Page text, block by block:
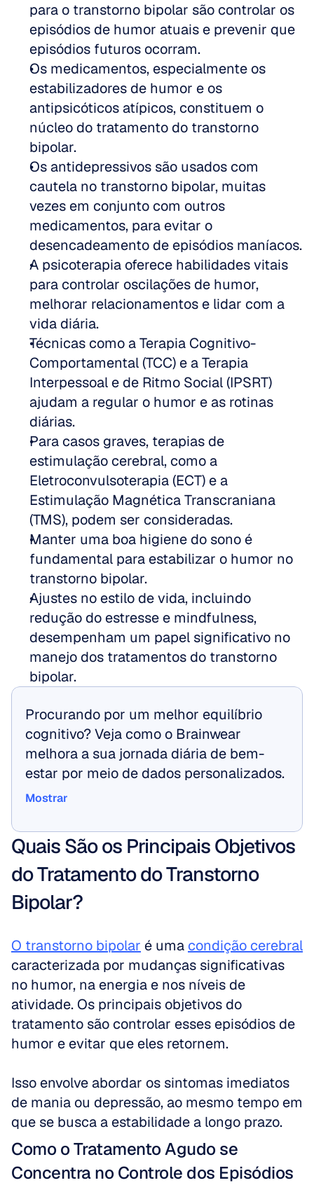
para o transtorno bipolar são controlar os
episódios de humor atuais e prevenir que
episódios futuros ocorram.
Os medicamentos, especialmente os
estabilizadores de humor e os
antipsicóticos atípicos, constituem o
núcleo do tratamento do transtorno
bipolar.
Os antidepressivos são usados com
cautela no transtorno bipolar, muitas
vezes em conjunto com outros
medicamentos, para evitar o
desencadeamento de episódios maníacos.
A psicoterapia oferece habilidades vitais
para controlar oscilações de humor,
melhorar relacionamentos e lidar com a
vida diária.
Técnicas como a Terapia Cognitivo-
Comportamental (TCC) e a Terapia
Interpessoal e de Ritmo Social (IPSRT)
ajudam a regular o humor e as rotinas
diárias.
Para casos graves, terapias de
estimulação cerebral, como a
Eletroconvulsoterapia (ECT) e a
Estimulação Magnética Transcraniana
(TMS), podem ser consideradas.
Manter uma boa higiene do sono é
fundamental para estabilizar o humor no
transtorno bipolar.
Ajustes no estilo de vida, incluindo
redução do estresse e mindfulness,
desempenham um papel significativo no
manejo dos tratamentos do transtorno
bipolar.
Procurando por um melhor equilíbrio
cognitivo? Veja como o Brainwear
melhora a sua jornada diária de bem-
estar por meio de dados personalizados.
Mostrar
Quais São os Principais Objetivos
do Tratamento do Transtorno
Bipolar?
O transtorno bipolar é uma condição cerebral
caracterizada por mudanças significativas
no humor, na energia e nos níveis de
atividade. Os principais objetivos do
tratamento são controlar esses episódios de
humor e evitar que eles retornem.
Isso envolve abordar os sintomas imediatos
de mania ou depressão, ao mesmo tempo em
que se busca a estabilidade a longo prazo.
Como o Tratamento Agudo se
Concentra no Controle dos Episódios